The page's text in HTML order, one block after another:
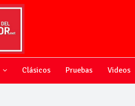
Clásicos Pruebas Videos